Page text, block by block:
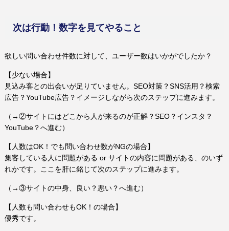
次は行動！数字を見てやること
欲しい問い合わせ件数に対して、ユーザー数はいかがでしたか？
【少ない場合】
見込み客との出会いが足りていません。SEO対策？SNS活用？検索
広告？YouTube広告？イメージしながら次のステップに進みます。
（→②サイトにはどこから人が来るのが正解？SEO？インスタ？
YouTube？へ進む）
【人数はOK！でも問い合わせ数がNGの場合】
集客している人に問題がある or サイトの内容に問題がある、のいず
れかです。ここを肝に銘じて次のステップに進みます。
（→③サイトの中身、良い？悪い？へ進む）
【人数も問い合わせもOK！の場合】
優秀です。